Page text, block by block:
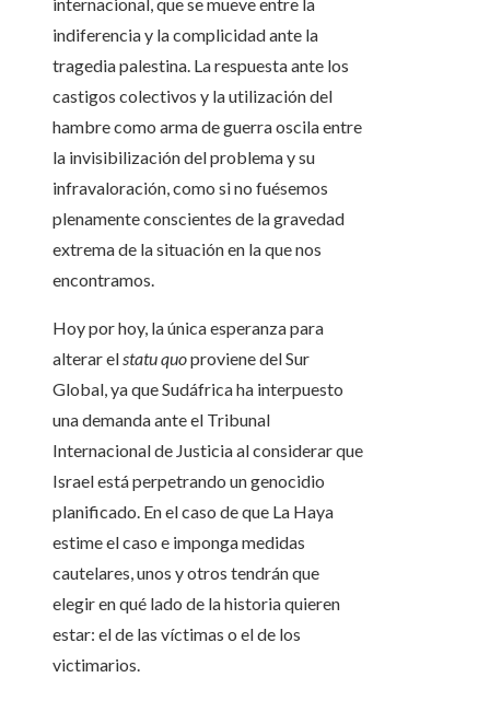
internacional, que se mueve entre la
indiferencia y la complicidad ante la
tragedia palestina. La respuesta ante los
castigos colectivos y la utilización del
hambre como arma de guerra oscila entre
la invisibilización del problema y su
infravaloración, como si no fuésemos
plenamente conscientes de la gravedad
extrema de la situación en la que nos
encontramos.
Hoy por hoy, la única esperanza para
alterar elstatu quoproviene del Sur
Global, ya que Sudáfrica ha interpuesto
una demanda ante el Tribunal
Internacional de Justicia al considerar que
Israel está perpetrando un genocidio
planificado. En el caso de que La Haya
estime el caso e imponga medidas
cautelares, unos y otros tendrán que
elegir en qué lado de la historia quieren
estar: el de las víctimas o el de los
victimarios.